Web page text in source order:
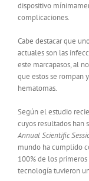
dispositivo
complicaciones.
Cabe destacar que
actuales son las
este marcapasos, al
que estos se rompan
hematomas.
Según el estudio
cuyos resultados han
Annual Scientific
mundo ha cumplido
100% de los
tecnología tuvieron